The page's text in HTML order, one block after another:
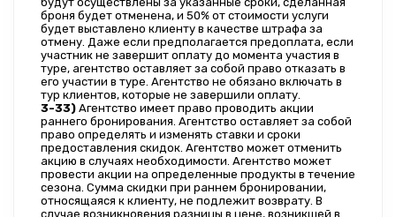
броня будет отменена, и 50% от стоимости услуги
будет выставлено клиенту в качестве штрафа за
отмену. Даже если предполагается предоплата, если
участник не завершит оплату до момента участия в
туре, агентство оставляет за собой право отказать в
его участии в туре. Агентство не обязано включать в
тур клиентов, которые не завершили оплату.
3-33) Агентство имеет право проводить акции
раннего бронирования. Агентство оставляет за собой
право определять и изменять ставки и сроки
предоставления скидок. Агентство может отменить
акцию в случаях необходимости. Агентство может
провести акции на определенные продукты в течение
сезона. Сумма скидки при раннем бронировании,
относящаяся к клиенту, не подлежит возврату. В
случае возникновения разницы в цене, возникшей в